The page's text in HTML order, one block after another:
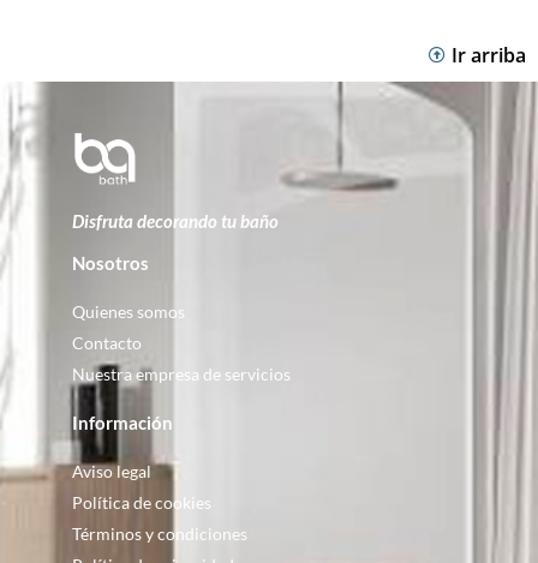
Ir arriba
Disfruta decorando tu baño
Nosotros
Quienes somos
Contacto
Nuestra empresa de servicios
Información
Aviso legal
Política de cookies
Términos y condiciones